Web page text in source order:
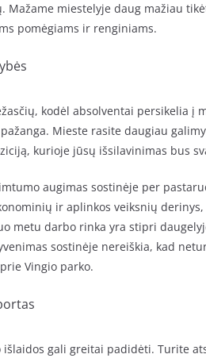
Mažame miestelyje daug mažiau
pomėgiams ir renginiams.
kodėl absolventai persikelia į
Mieste rasite daugiau
kurioje jūsų išsilavinimas bus
augimas sostinėje per
ir aplinkos veiksnių
metu darbo rinka yra stipri
sostinėje nereiškia, kad
Vingio parko.
gali greitai padidėti. Turite